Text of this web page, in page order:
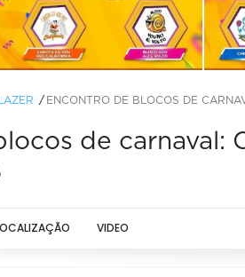
LAZER ENCONTRO DE BLOCOS DE
de carnaval:
VIDEO